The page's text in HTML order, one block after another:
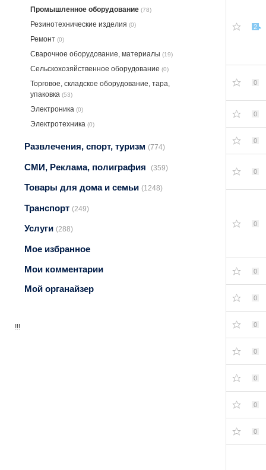
Промышленное оборудование (78)
Резинотехнические изделия (0)
Ремонт (0)
Сварочное оборудование, материалы (19)
Сельскохозяйственное оборудование (0)
Торговое, складское оборудование, тара,
упаковка (53)
Электроника (0)
Электротехника (0)
Развлечения, спорт, туризм (774)
СМИ, Реклама, полиграфия (359)
Товары для дома и семьи (1248)
Транспорт (249)
Услуги (288)
Мое избранное
Мои комментарии
Мой органайзер
!!!
2
0
0
0
0
0
0
0
0
0
0
0
0